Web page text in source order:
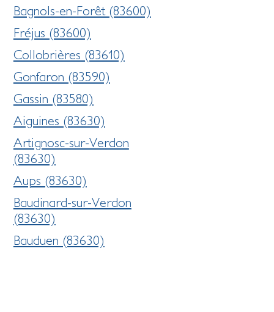
Bagnols-en-Forêt (83600)
Fréjus (83600)
Collobrières (83610)
Gonfaron (83590)
Gassin (83580)
Aiguines (83630)
Artignosc-sur-Verdon
(83630)
Aups (83630)
Baudinard-sur-Verdon
(83630)
Bauduen (83630)